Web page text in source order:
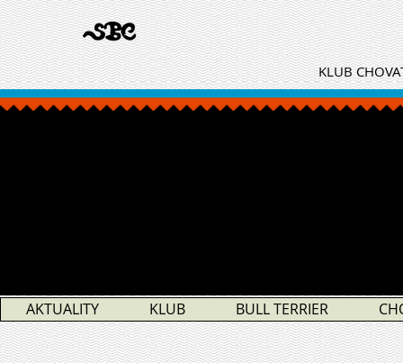
KLUB
AKTUALITY KLUB BULL TERRIER